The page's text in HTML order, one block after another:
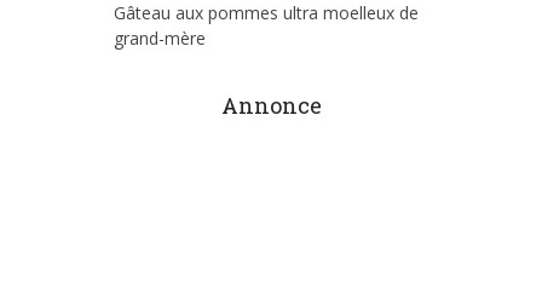
Gâteau aux pommes ultra moelleux de
grand-mère
Annonce